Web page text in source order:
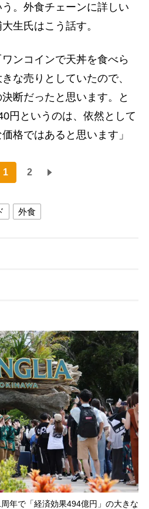
。外食チェーンに詳しい
生氏はこう話す。
ワンコインで天丼を食べら
な売りとしていたので、
断だったと思います。と
円というのは、依然として
格ではあると思います」
1 2
外食
年で「経済効果494億円」の大きな